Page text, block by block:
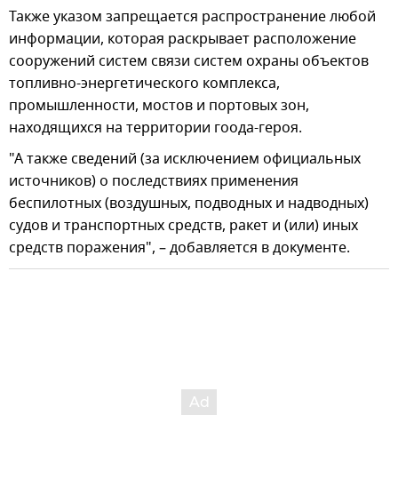
Также указом запрещается распространение любой
информации, которая раскрывает расположение
сооружений систем связи систем охраны объектов
топливно-энергетического комплекса,
промышленности, мостов и портовых зон,
находящихся на территории гоода-героя.
"А также сведений (за исключением официальных
источников) о последствиях применения
беспилотных (воздушных, подводных и надводных)
судов и транспортных средств, ракет и (или) иных
средств поражения", – добавляется в документе.